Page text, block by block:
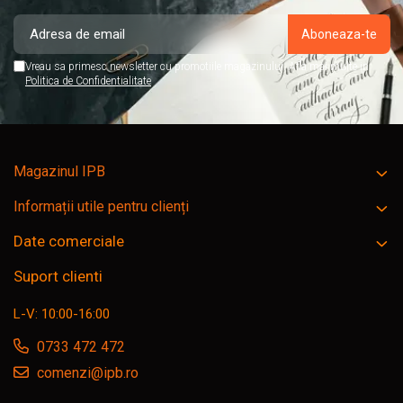
Vreau sa primesc newsletter cu promotiile magazinului. Afla mai multe in
Politica de Confidentialitate
Magazinul IPB
Informații utile pentru clienți
Date comerciale
Suport clienti
L-V: 10:00-16:00
0733 472 472
comenzi@ipb.ro